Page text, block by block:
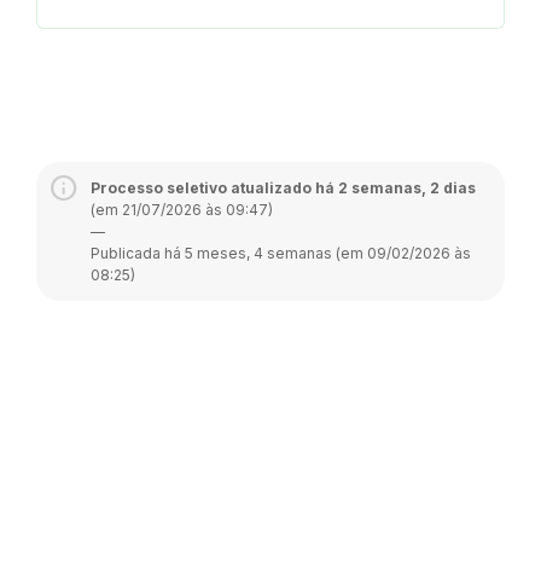
Processo seletivo atualizado há 2 semanas, 2 dias
(em 21/07/2026 às 09:47)
—
Publicada há 5 meses, 4 semanas (em 09/02/2026 às
08:25)